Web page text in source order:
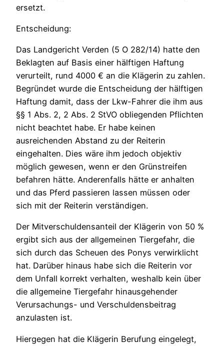
ersetzt.
Entscheidung:
Das Landgericht Verden (5 O 282/14) hatte den
Beklagten auf Basis einer hälftigen Haftung
verurteilt, rund 4000 € an die Klägerin zu zahlen.
Begründet wurde die Entscheidung der hälftigen
Haftung damit, dass der Lkw-Fahrer die ihm aus
§§ 1 Abs. 2, 2 Abs. 2 StVO obliegenden Pflichten
nicht beachtet habe. Er habe keinen
ausreichenden Abstand zu der Reiterin
eingehalten. Dies wäre ihm jedoch objektiv
möglich gewesen, wenn er den Grünstreifen
befahren hätte. Anderenfalls hätte er anhalten
und das Pferd passieren lassen müssen oder
sich mit der Reiterin verständigen.
Der Mitverschuldensanteil der Klägerin von 50 %
ergibt sich aus der allgemeinen Tiergefahr, die
sich durch das Scheuen des Ponys verwirklicht
hat. Darüber hinaus habe sich die Reiterin vor
dem Unfall korrekt verhalten, weshalb kein über
die allgemeine Tiergefahr hinausgehender
Verursachungs- und Verschuldensbeitrag
anzulasten ist.
Hiergegen hat die Klägerin Berufung eingelegt,